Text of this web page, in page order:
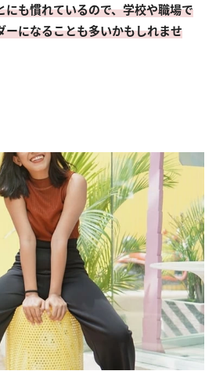
にも慣れているので、学校や職場で
ーになることも多いかもしれませ